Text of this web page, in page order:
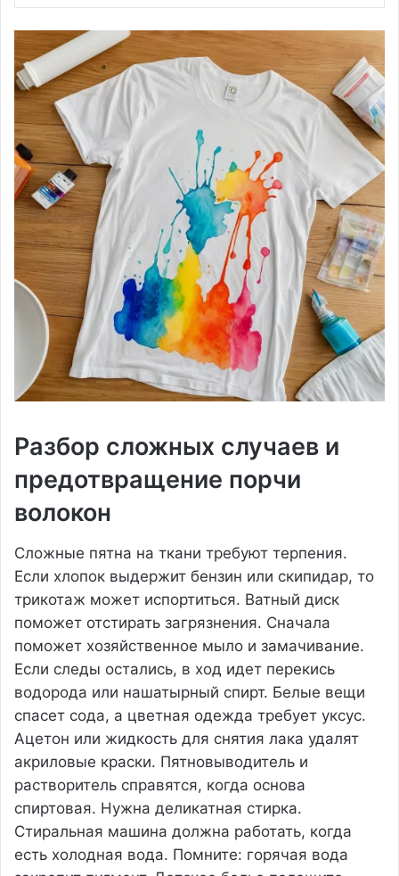
Разбор сложных случаев и
предотвращение порчи
волокон
Сложные пятна на ткани требуют терпения.
Если хлопок выдержит бензин или скипидар, то
трикотаж может испортиться. Ватный диск
поможет отстирать загрязнения. Сначала
поможет хозяйственное мыло и замачивание.
Если следы остались, в ход идет перекись
водорода или нашатырный спирт. Белые вещи
спасет сода, а цветная одежда требует уксус.
Ацетон или жидкость для снятия лака удалят
акриловые краски. Пятновыводитель и
растворитель справятся, когда основа
спиртовая. Нужна деликатная стирка.
Стиральная машина должна работать, когда
есть холодная вода. Помните: горячая вода